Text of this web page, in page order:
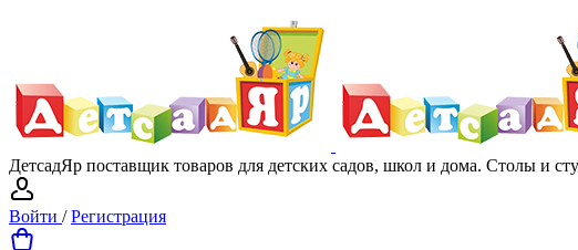
ДетсадЯр поставщик товаров для детских садов, школ и дома. Столы и
Войти /Регистрация